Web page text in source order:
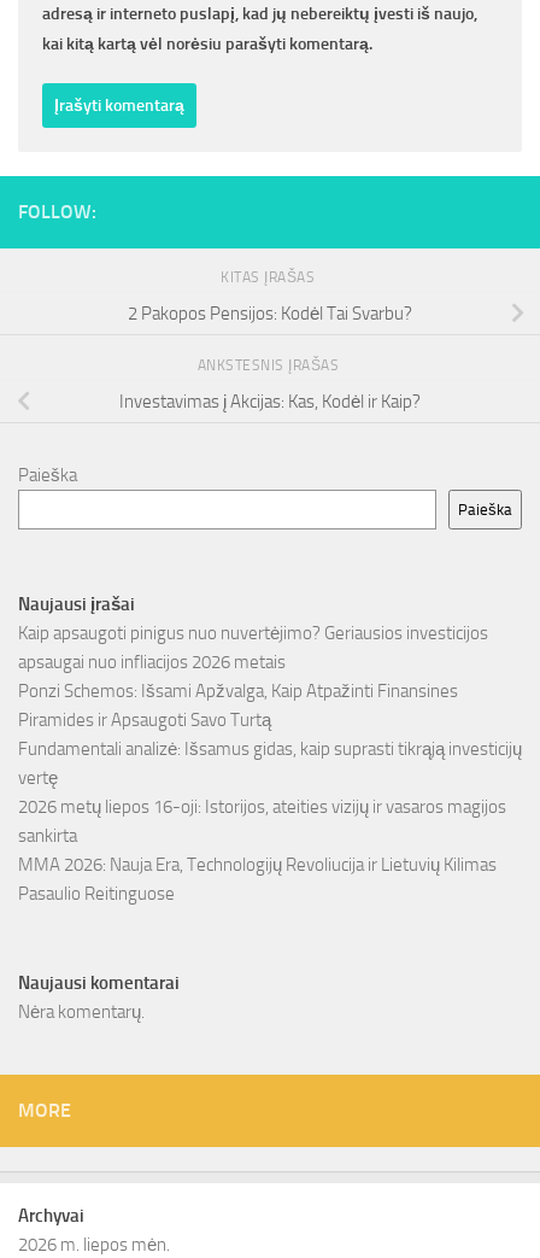
adresą ir interneto puslapį, kad jų nebereiktų įvesti iš naujo,
kai kitą kartą vėl norėsiu parašyti komentarą.
FOLLOW:
KITAS ĮRAŠAS
2 Pakopos Pensijos: Kodėl Tai Svarbu?
ANKSTESNIS ĮRAŠAS
Investavimas į Akcijas: Kas, Kodėl ir Kaip?
Paieška
Paieška
Naujausi įrašai
Kaip apsaugoti pinigus nuo nuvertėjimo? Geriausios investicijos
apsaugai nuo infliacijos 2026 metais
Ponzi Schemos: Išsami Apžvalga, Kaip Atpažinti Finansines
Piramides ir Apsaugoti Savo Turtą
Fundamentali analizė: Išsamus gidas, kaip suprasti tikrąją investicijų
vertę
2026 metų liepos 16-oji: Istorijos, ateities vizijų ir vasaros magijos
sankirta
MMA 2026: Nauja Era, Technologijų Revoliucija ir Lietuvių Kilimas
Pasaulio Reitinguose
Naujausi komentarai
Nėra komentarų.
MORE
Archyvai
2026 m. liepos mėn.